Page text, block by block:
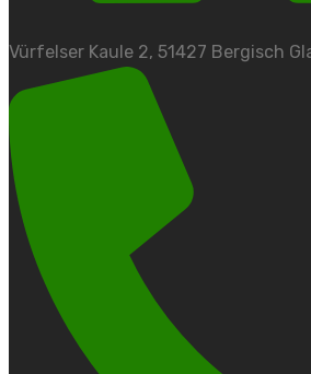
Vürfelser Kaule 2, 51427 Bergisch